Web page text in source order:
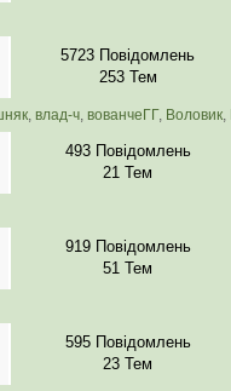
5723 Повідомлень
253 Тем
, влад-ч, вованчеГГ, Воловик,
493 Повідомлень
21 Тем
919 Повідомлень
51 Тем
595 Повідомлень
23 Тем